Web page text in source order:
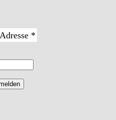
*Erforderlich